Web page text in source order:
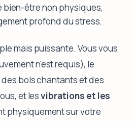
être non physiques,
profond du stress.
mais puissante. Vous vous
n'est requis), le
bols chantants et des
et lesvibrations et les
physiquement sur votre